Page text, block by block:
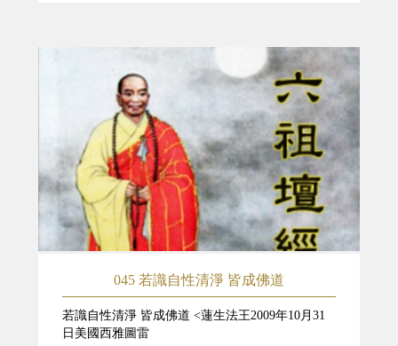
045 若識自性清淨 皆成佛道
若識自性清淨 皆成佛道 <蓮生法王2009年10月31
日美國西雅圖雷